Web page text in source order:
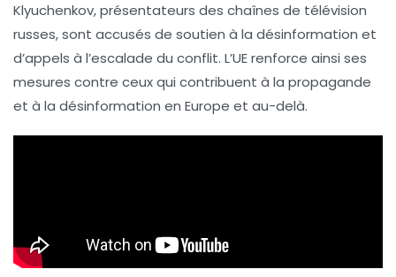
Klyuchenkov, présentateurs des chaînes de télévision
russes, sont accusés de soutien à la désinformation et
d’appels à l’escalade du conflit. L’UE renforce ainsi ses
mesures contre ceux qui contribuent à la propagande
et à la désinformation en Europe et au-delà.